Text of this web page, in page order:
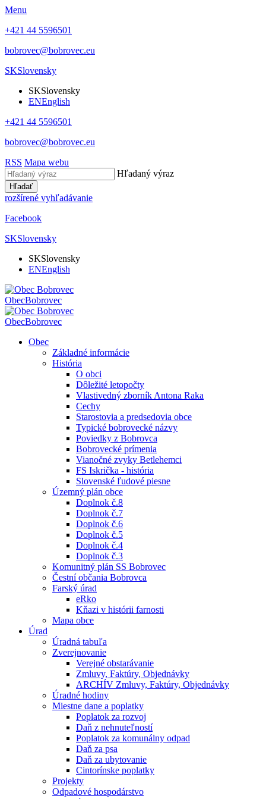
Menu
+421 44 5596501
bobrovec@bobrovec.eu
SKSlovensky
SKSlovensky
ENEnglish
+421 44 5596501
bobrovec@bobrovec.eu
RSS Mapa webu
Hľadaný výraz
Hľadať
rozšírené vyhľadávanie
Facebook
SKSlovensky
SKSlovensky
ENEnglish
ObecBobrovec
ObecBobrovec
Obec
Základné informácie
História
O obci
Dôležité letopočty
Vlastivedný zborník Antona Raka
Cechy
Starostovia a predsedovia obce
Typické bobrovecké názvy
Poviedky z Bobrovca
Bobrovecké prímenia
Vianočné zvyky Betlehemci
FS Iskrička - história
Slovenské ľudové piesne
Územný plán obce
Doplnok č.8
Doplnok č.7
Doplnok č.6
Doplnok č.5
Doplnok č.4
Doplnok č.3
Komunitný plán SS Bobrovec
Čestní občania Bobrovca
Farský úrad
eRko
Kňazi v histórii farnosti
Mapa obce
Úrad
Úradná tabuľa
Zverejnovanie
Verejné obstarávanie
Zmluvy, Faktúry, Objednávky
ARCHÍV Zmluvy, Faktúry, Objednávky
Úradné hodiny
Miestne dane a poplatky
Poplatok za rozvoj
Daň z nehnuteľností
Poplatok za komunálny odpad
Daň za psa
Daň za ubytovanie
Cintorínske poplatky
Projekty
Odpadové hospodárstvo